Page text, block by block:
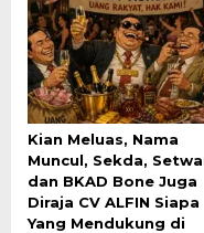
Kian Meluas, Nama
Muncul, Sekda,
dan BKAD Bone Juga
Diraja CV ALFIN Siapa
Yang Mendukung di